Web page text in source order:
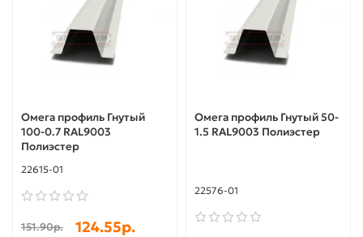
Омега профиль Гнутый
100-0.7 RAL9003
Полиэстер
22615-01
151.90р. 124.55р.
Омега профиль Гнутый 50-
1.5 RAL9003 Полиэстер
22576-01